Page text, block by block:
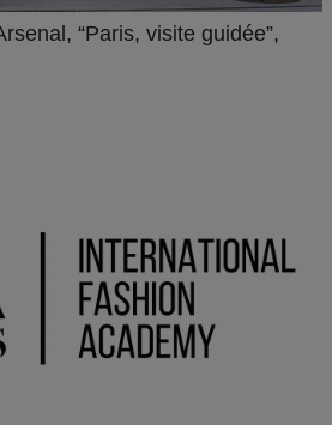
“Paris, visite guidée”,